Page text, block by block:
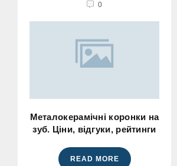
0
Металокерамічні коронки на
зуб. Ціни, відгуки, рейтинги
READ MORE